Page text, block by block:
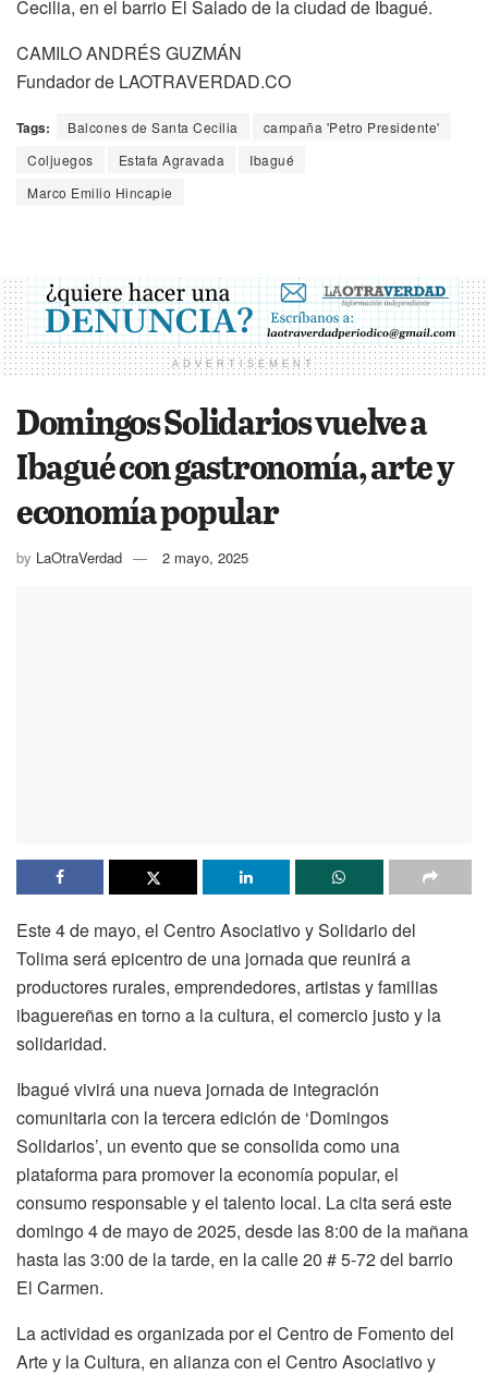
Cecilia, en el barrio El Salado de la ciudad de Ibagué.
CAMILO ANDRÉS GUZMÁN
Fundador de LAOTRAVERDAD.CO
Tags: Balcones de Santa Cecilia
campaña 'Petro Presidente'
Coljuegos
Estafa Agravada
Ibagué
Marco Emilio Hincapie
ADVERTISEMENT
Domingos Solidarios vuelve a
Ibagué con gastronomía, arte y
economía popular
by LaOtraVerdad 2 mayo, 2025
Este 4 de mayo, el Centro Asociativo y Solidario del
Tolima será epicentro de una jornada que reunirá a
productores rurales, emprendedores, artistas y familias
ibaguereñas en torno a la cultura, el comercio justo y la
solidaridad.
Ibagué vivirá una nueva jornada de integración
comunitaria con la tercera edición de ‘Domingos
Solidarios’, un evento que se consolida como una
plataforma para promover la economía popular, el
consumo responsable y el talento local. La cita será este
domingo 4 de mayo de 2025, desde las 8:00 de la mañana
hasta las 3:00 de la tarde, en la calle 20 # 5-72 del barrio
El Carmen.
La actividad es organizada por el Centro de Fomento del
Arte y la Cultura, en alianza con el Centro Asociativo y